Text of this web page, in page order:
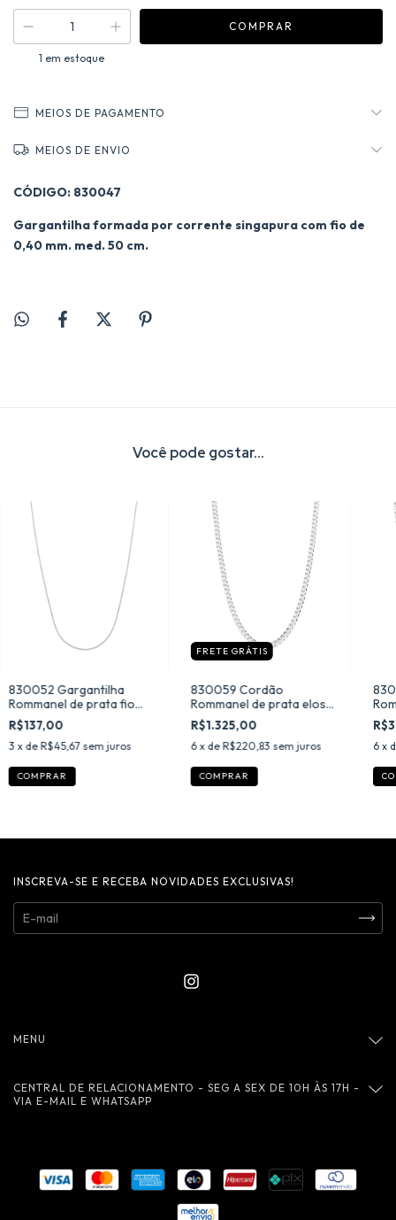
1 em estoque
MEIOS DE PAGAMENTO
MEIOS DE ENVIO
CÓDIGO: 830047
Gargantilha formada por corrente singapura com fio de
0,40 mm. med. 50 cm.
Você pode gostar...
830052 Gargantilha
Rommanel de prata fio
veneziana fino 50 cm
R$137,00
3 x de R$45,67 sem juros
FRETE GRÁTIS
830059 Cordão
Rommanel de prata elos
groumet 50 cm
R$1.325,00
6 x de R$220,83 sem juros 6 x
INSCREVA-SE E RECEBA NOVIDADES EXCLUSIVAS!
MENU
CENTRAL DE RELACIONAMENTO - SEG A SEX DE 10H ÀS 17H -
VIA E-MAIL E WHATSAPP